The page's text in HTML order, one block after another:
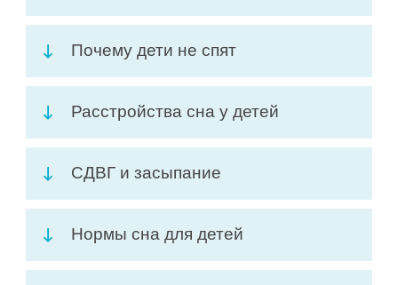
Почему дети не спят
Расстройства сна у детей
СДВГ и засыпание
Нормы сна для детей